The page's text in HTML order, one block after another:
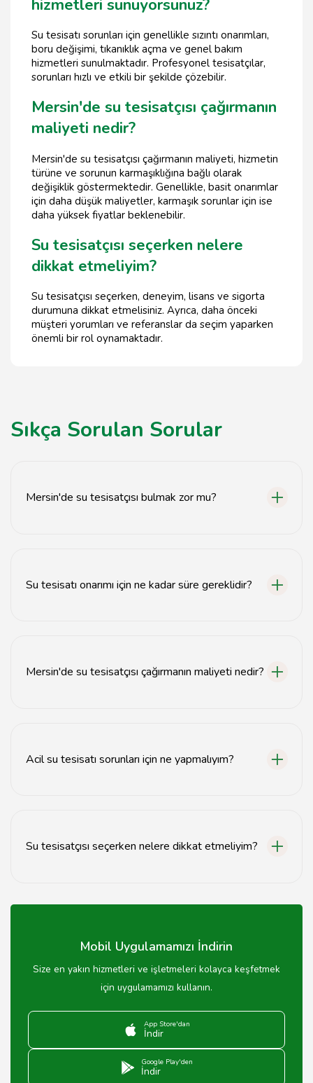
hizmetleri sunuyorsunuz?
Su tesisatı sorunları için genellikle sızıntı onarımları,
boru değişimi, tıkanıklık açma ve genel bakım
hizmetleri sunulmaktadır. Profesyonel tesisatçılar,
sorunları hızlı ve etkili bir şekilde çözebilir.
Mersin'de su tesisatçısı çağırmanın
maliyeti nedir?
Mersin'de su tesisatçısı çağırmanın maliyeti, hizmetin
türüne ve sorunun karmaşıklığına bağlı olarak
değişiklik göstermektedir. Genellikle, basit onarımlar
için daha düşük maliyetler, karmaşık sorunlar için ise
daha yüksek fiyatlar beklenebilir.
Su tesisatçısı seçerken nelere
dikkat etmeliyim?
Su tesisatçısı seçerken, deneyim, lisans ve sigorta
durumuna dikkat etmelisiniz. Ayrıca, daha önceki
müşteri yorumları ve referanslar da seçim yaparken
önemli bir rol oynamaktadır.
Sıkça Sorulan Sorular
Mersin'de su tesisatçısı bulmak zor mu?
Su tesisatı onarımı için ne kadar süre gereklidir?
Mersin'de su tesisatçısı çağırmanın maliyeti nedir?
Acil su tesisatı sorunları için ne yapmalıyım?
Su tesisatçısı seçerken nelere dikkat etmeliyim?
dikkat etmelisiniz.
Mobil Uygulamamızı İndirin
Size en yakın hizmetleri ve işletmeleri kolayca keşfetmek
için uygulamamızı kullanın.
App Store'dan
İndir
Google Play'den
İndir